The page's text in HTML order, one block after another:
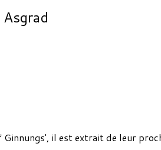
il est extrait de leur